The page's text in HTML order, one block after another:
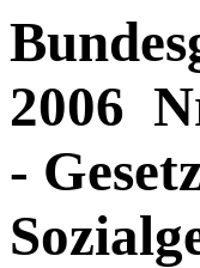
2006
-